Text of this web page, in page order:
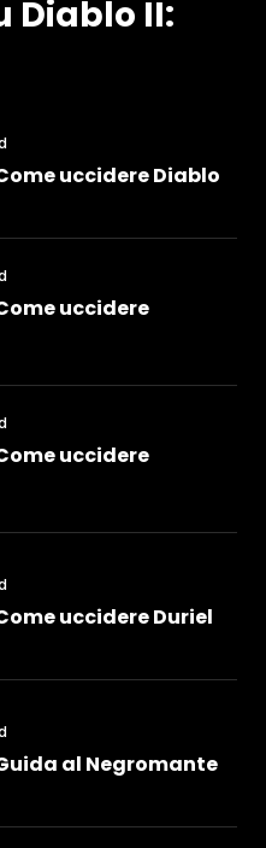
Diablo II:
uccidere Diablo
uccidere
uccidere
uccidere Duriel
al Negromante